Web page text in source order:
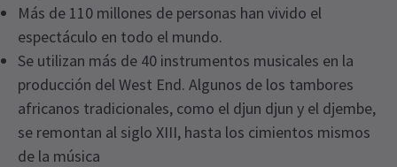
Más de 110 millones de personas han vivido el
espectáculo en todo el mundo.
Se utilizan más de 40 instrumentos musicales en la
producción del West End. Algunos de los tambores
africanos tradicionales, como el djun djun y el djembe,
se remontan al siglo XIII, hasta los cimientos mismos
de la música